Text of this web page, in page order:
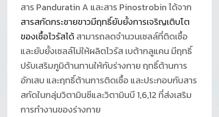
สาร Panduratin A และสาร Pinostrobin ได้จาก
สารสกัดกระชายขาวมีฤทธิ์ยับยั้งการเจริญเติบโต
ของเชื้อไวรัสได้สามารถลดจำนวนเซลล์ที่ติดเชื้อ
และยับยั้งเซลล์ไม่ให้ผลิตไวรัส เบต้ากลูแคน มีฤทธิ์
ปรับเสริมภูมิต้านทานให้กับร่างกาย ฤทธิ์ต้านการ
อักเสบ และฤทธิ์ต้านการติดเชื้อ และประกอบกับสาร
สกัดในกลุ่มวิตามินซีและวิตามินบี 1,6,12 ที่ส่งเสริม
การทำงานของร่างกาย